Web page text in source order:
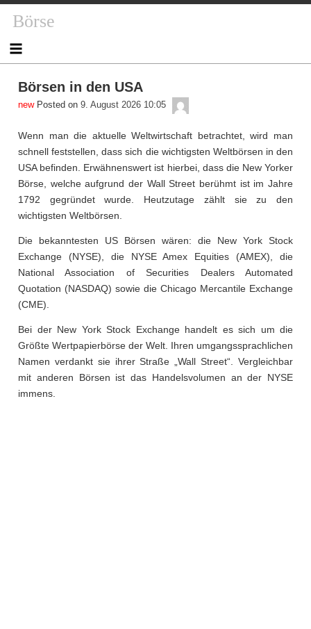
Börse
Börsen in den USA
Posted on 9. August 2026 10:05
Wenn man die aktuelle Weltwirtschaft betrachtet, wird man
schnell feststellen, dass sich die wichtigsten Weltbörsen in den
USA befinden. Erwähnenswert ist hierbei, dass die New Yorker
Börse, welche aufgrund der Wall Street berühmt ist im Jahre
1792 gegründet wurde. Heutzutage zählt sie zu den
wichtigsten Weltbörsen.
Die bekanntesten US Börsen wären: die New York Stock
Exchange (NYSE), die NYSE Amex Equities (AMEX), die
National Association of Securities Dealers Automated
Quotation (NASDAQ) sowie die Chicago Mercantile Exchange
(CME).
Bei der New York Stock Exchange handelt es sich um die
Größte Wertpapierbörse der Welt. Ihren umgangssprachlichen
Namen verdankt sie ihrer Straße „Wall Street“. Vergleichbar
mit anderen Börsen ist das Handelsvolumen an der NYSE
immens.